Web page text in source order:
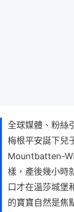
全球媒體、粉絲
梅根平安誕下兒
Mountbatten-
樣，產後幾小時
口才在溫莎城堡
的寶寶自然是焦